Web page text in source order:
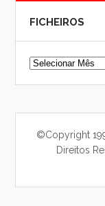
FICHEIROS
Ficheiros
©Copyright
Direitos